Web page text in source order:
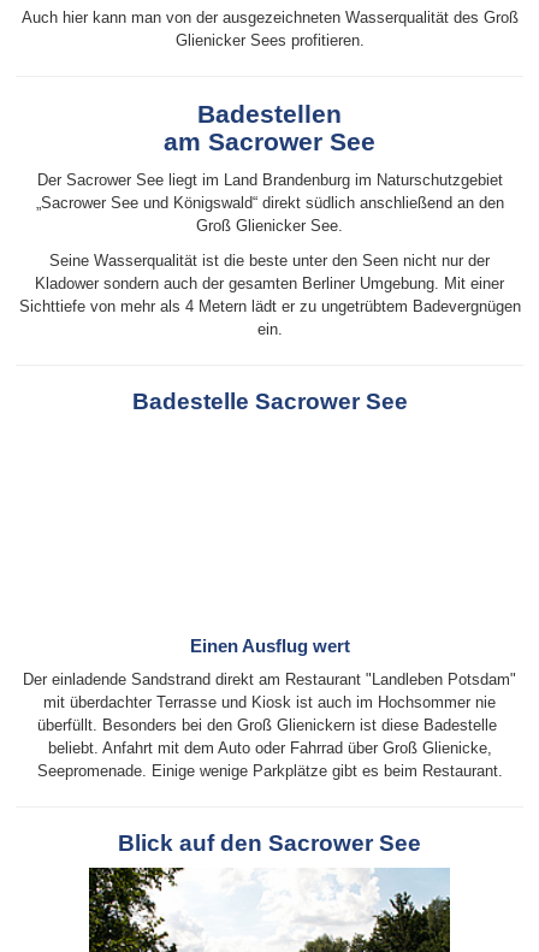
Auch hier kann man von der ausgezeichneten Wasserqualität des Groß
Glienicker Sees profitieren.
Badestellen
am Sacrower See
Der Sacrower See liegt im Land Brandenburg im Naturschutzgebiet
„Sacrower See und Königswald“ direkt südlich anschließend an den
Groß Glienicker See.
Seine Wasserqualität ist die beste unter den Seen nicht nur der
Kladower sondern auch der gesamten Berliner Umgebung. Mit einer
Sichttiefe von mehr als 4 Metern lädt er zu ungetrübtem Badevergnügen
ein.
Badestelle Sacrower See
Einen Ausflug wert
Der einladende Sandstrand direkt am Restaurant "Landleben Potsdam"
mit überdachter Terrasse und Kiosk ist auch im Hochsommer nie
überfüllt. Besonders bei den Groß Glienickern ist diese Badestelle
beliebt. Anfahrt mit dem Auto oder Fahrrad über Groß Glienicke,
Seepromenade. Einige wenige Parkplätze gibt es beim Restaurant.
Blick auf den Sacrower See